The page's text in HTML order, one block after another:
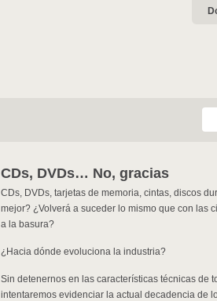
CDs, DVDs… No, gracias
CDs, DVDs, tarjetas de memoria, cintas, discos
mejor? ¿Volverá a suceder lo mismo que con las
a la basura?
¿Hacia dónde evoluciona la industria?
Sin detenernos en las características técnicas de
intentaremos evidenciar la actual decadencia de